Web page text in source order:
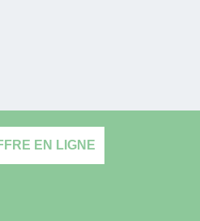
EN LIGNE